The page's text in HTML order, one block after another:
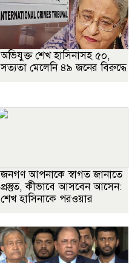
অভিযুক্ত শেখ হাসিনাসহ ৫০,
সত্যতা মেলেনি ৪৯ জনের বিরুদ্ধে
জনগণ আপনাকে স্বাগত জানাতে
প্রস্তুত, কীভাবে আসবেন আসেন:
শেখ হাসিনাকে পরওয়ার